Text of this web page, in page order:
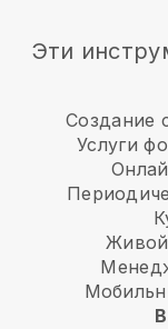
Эти
Создание
Услуги
Живой